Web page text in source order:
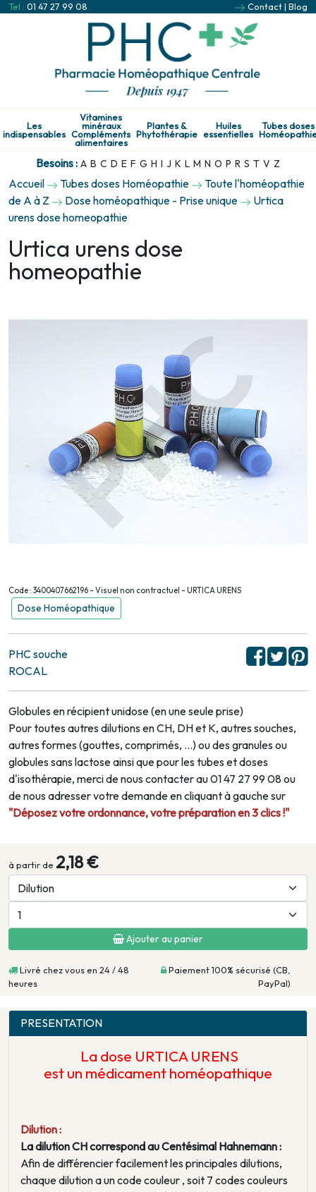
Tel : 01 47 27 99 08 Contact| Blog
Les
indispensables
Vitamines
minéraux
Compléments
alimentaires
Plantes &
Phytothérapie
Huiles
essentielles
Tubes doses
Besoins : A B C D E F G H I J K L M N O P R S T V Z
Accueil Tubes doses Homéopathie
Toute l'homéopathie
de A à Z
Dose homéopathique - Prise unique
Urtica
urens dose homeopathie
Urtica urens dose
homeopathie
Code : 3400407662196 - Visuel non contractuel - URTICA URENS
Dose Homéopathique
PHC souche
ROCAL
Globules en récipient unidose (en une seule prise)
Pour toutes autres dilutions en CH, DH et K, autres souches,
autres formes (gouttes, comprimés, …) ou des granules ou
globules sans lactose ainsi que pour les tubes et doses
d'isothérapie, merci de nous contacter au 01 47 27 99 08 ou
de nous adresser votre demande en cliquant à gauche sur
"Déposez votre ordonnance, votre préparation en 3 clics !"
à partir de 2,18 €
Ajouter au panier
Livré chez vous en 24 / 48
heures
Paiement 100% sécurisé (CB,
PayPal)
PRESENTATION
La dose URTICA URENS
est un médicament homéopathique
Dilution :
La dilution CH correspond au Centésimal Hahnemann :
Afin de différencier facilement les principales dilutions,
chaque dilution a un code couleur , soit 7 codes couleurs